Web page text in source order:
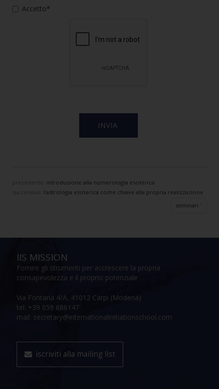
Accetto*
precedente: introduzione alla numerologia esoterica
l’astrologia esoterica come chiave alla propria realizzazione
seminari
IIS MISSION
Fornire gli strumenti per accrescere la propria
consapevolezza e il proprio potenziale
Via Fontana 4/A, 41012 Carpi (Modena)
tel: +39 059 686147
mail: secretary@internationalinitiationschool.com
iscriviti alla mailing list